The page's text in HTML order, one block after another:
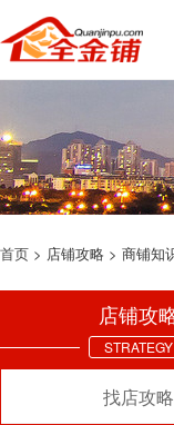
首页 > 店铺攻略 > 商铺知
店铺攻
STRATEGY
找店攻略